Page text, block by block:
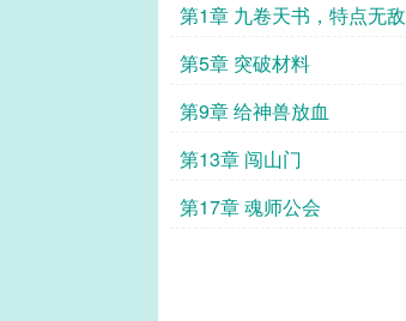
第1章 九卷天书，特点无敌
第5章 突破材料
第9章 给神兽放血
第13章 闯山门
第17章 魂师公会